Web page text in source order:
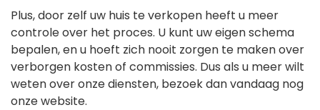
Plus, door zelf uw huis te verkopen heeft u meer
controle over het proces. U kunt uw eigen schema
bepalen, en u hoeft zich nooit zorgen te maken over
verborgen kosten of commissies. Dus als u meer wilt
weten over onze diensten, bezoek dan vandaag nog
onze website.